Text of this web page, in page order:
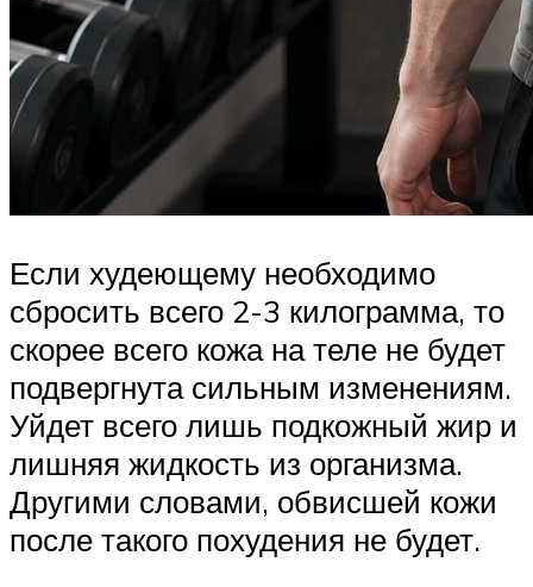
Если худеющему необходимо
сбросить всего 2-3 килограмма, то
скорее всего кожа на теле не будет
подвергнута сильным изменениям.
Уйдет всего лишь подкожный жир и
лишняя жидкость из организма.
Другими словами, обвисшей кожи
после такого похудения не будет.